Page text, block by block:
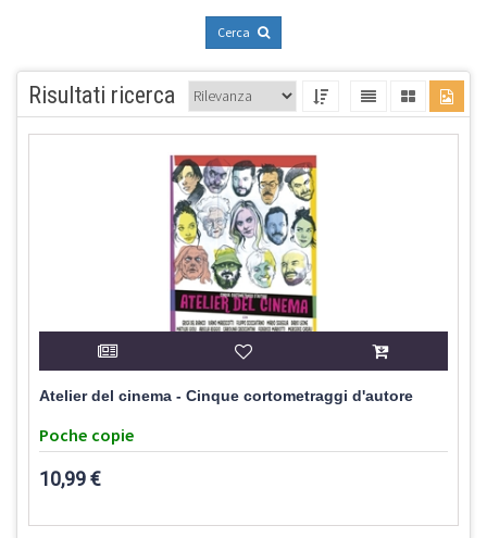
Cerca
Risultati ricerca
Atelier del cinema - Cinque cortometraggi d'autore
Poche copie
10,99 €